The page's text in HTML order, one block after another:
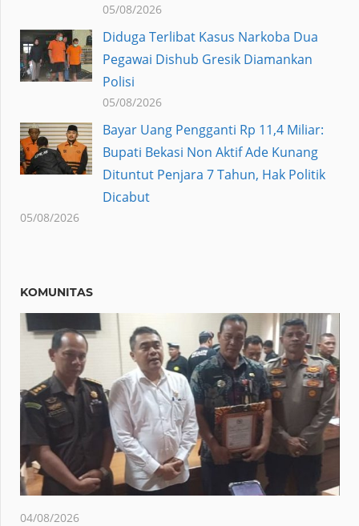
05/08/2026
Diduga Terlibat Kasus Narkoba Dua
Pegawai Dishub Gresik Diamankan
Polisi
05/08/2026
Bayar Uang Pengganti Rp 11,4 Miliar:
Bupati Bekasi Non Aktif Ade Kunang
Dituntut Penjara 7 Tahun, Hak Politik
Dicabut
05/08/2026
KOMUNITAS
04/08/2026